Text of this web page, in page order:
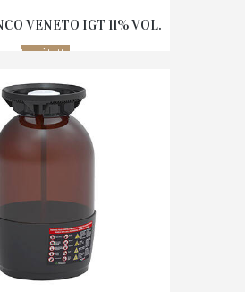
VENETO IGT 11% VOL.
Leggi tutto